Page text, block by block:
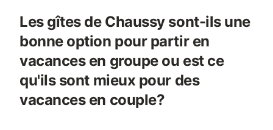
Les gîtes de Chaussy sont-ils une
bonne option pour partir en
vacances en groupe ou est ce
qu'ils sont mieux pour des
vacances en couple?